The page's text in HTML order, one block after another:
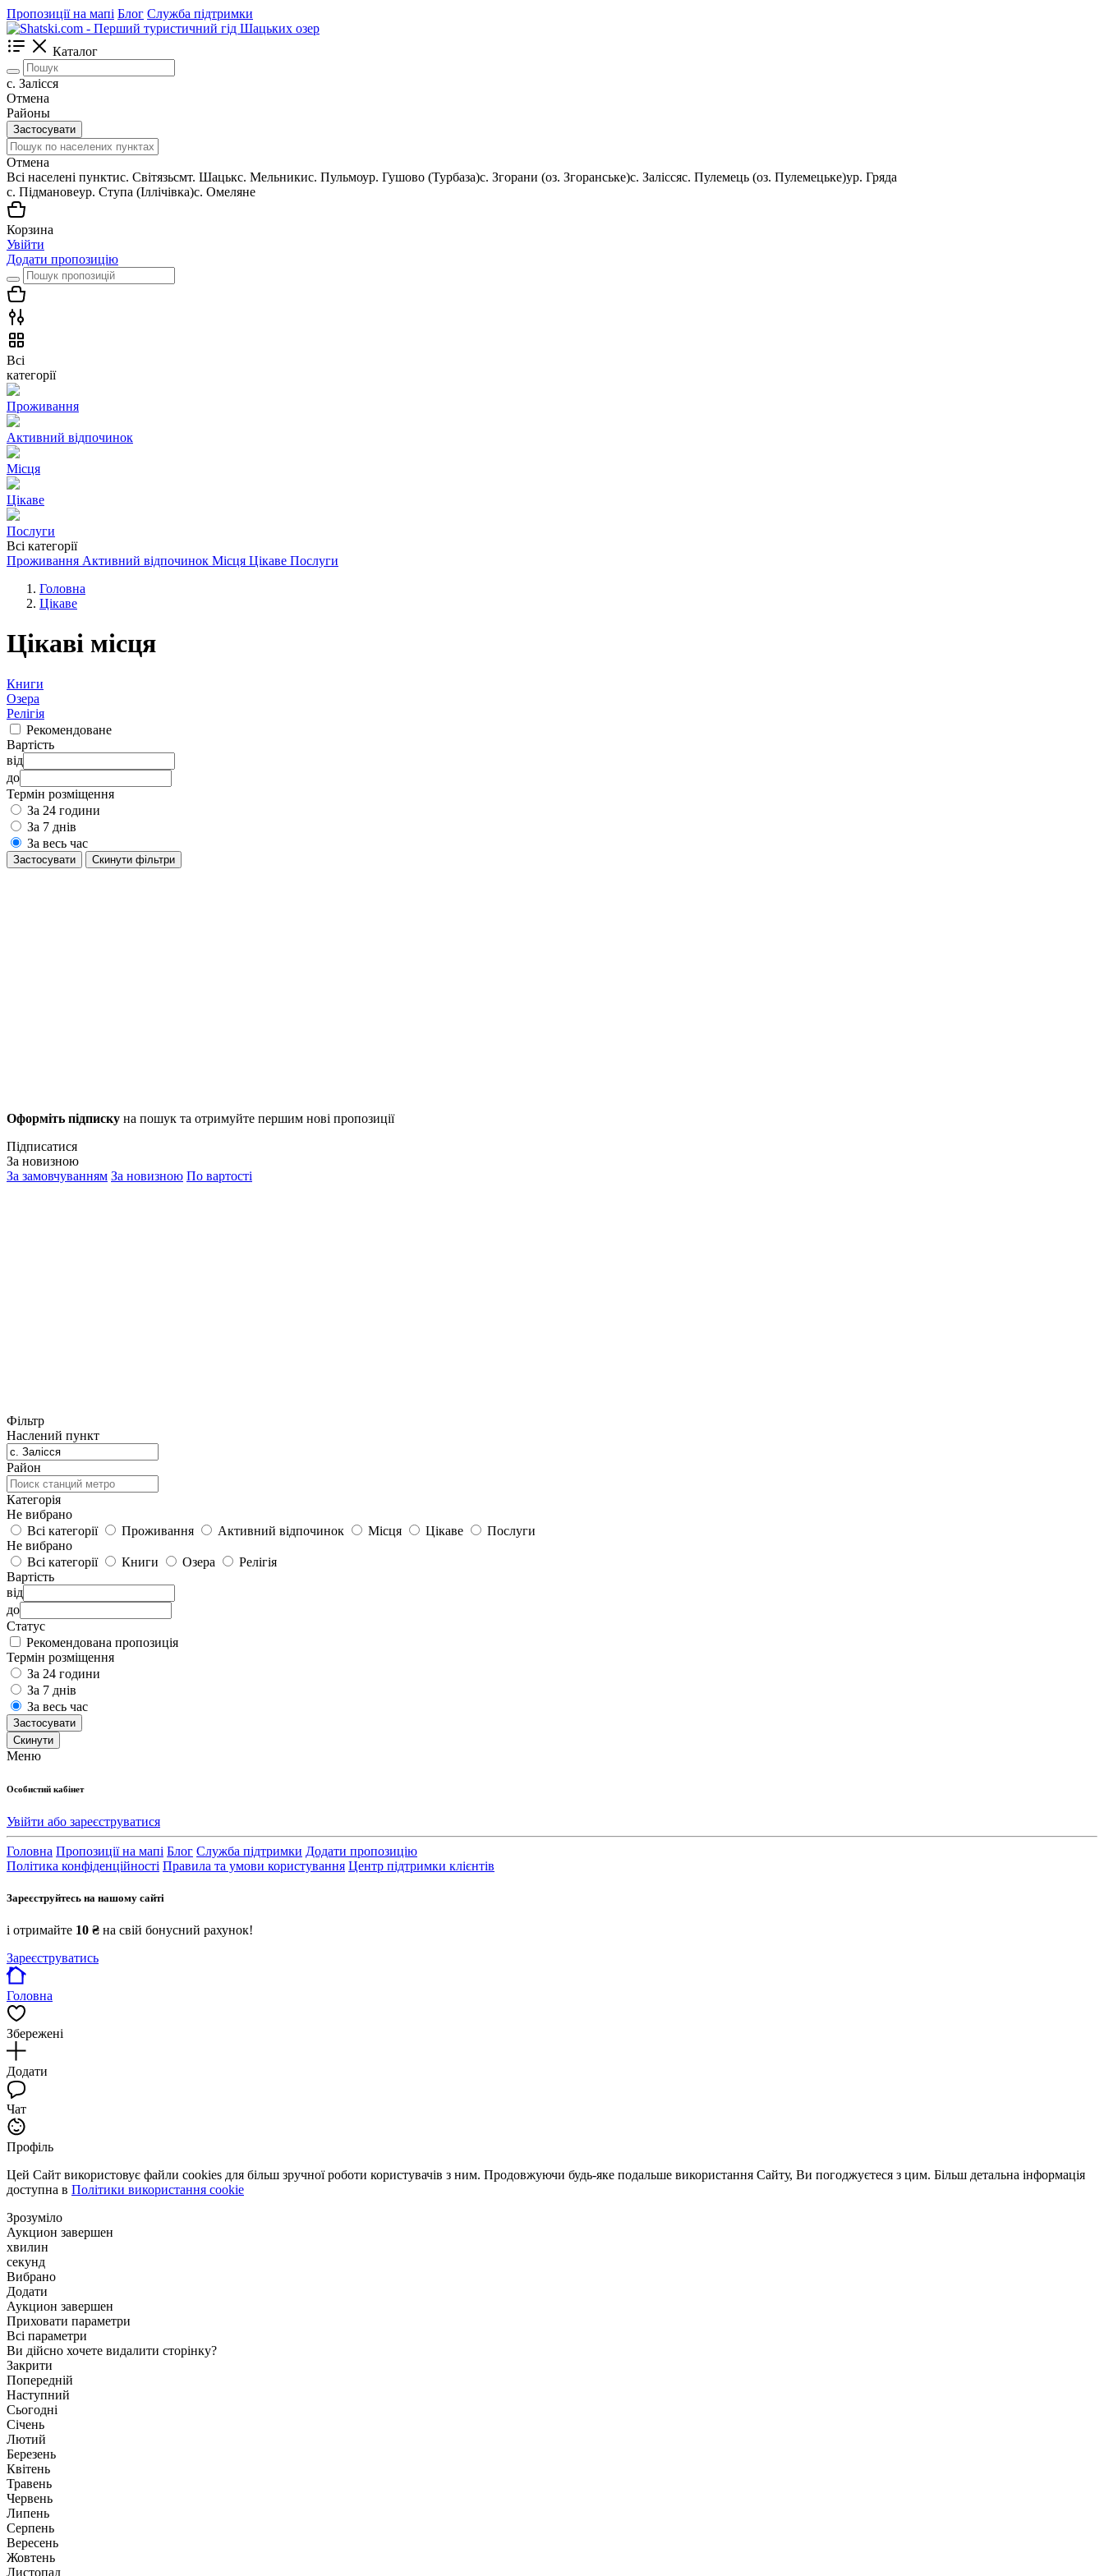
Пропозиції на мапі Блог Служба підтримки
Каталог
с. Залісся
Отмена
Районы
Застосувати
Отмена
Всі населені пунктиc. Світязьсмт. Шацькс. Мельникис. Пульмоур. Гушово (Турбаза)с. Згорани (оз. Згоранське)с. Заліссяс. Пулемець (оз. Пулемецьке)ур. Гряда
с. Підмановеур. Ступа (Іллічівка)с. Омеляне
Корзина
Увійти
Додати пропозицію
Всі
категорії
Проживання
Активний відпочинок
Місця
Цікаве
Послуги
Всі категорії
Проживання Активний відпочинок Місця Цікаве Послуги
Головна
Цікаве
Цікаві місця
Книги
Озера
Релігія
Рекомендоване
Вартість
від
до
Термін розміщення
За 24 години
За 7 днів
За весь час
Застосувати Cкинути фільтри
Оформіть підписку на пошук та отримуйте першим нові пропозиції
Підписатися
За новизною
За замовчуванням За новизною По вартості
Фільтр
Наслений пункт
Район
Категорія
Не вибрано
Всі категорії
Проживання Активний відпочинок Місця Цікаве
Послуги
Не вибрано
Всі категорії
Книги Озера
Релігія
Вартість
від
до
Статус
Рекомендована пропозиція
Термін розміщення
За 24 години
За 7 днів
За весь час
Застосувати
Cкинути
Меню
Особистий кабінет
Увійти або зареєструватися
Головна Пропозиції на мапі Блог Служба підтримки Додати пропозицію
Політика конфіденційності Правила та умови користування Центр підтримки клієнтів
Зареєструйтесь на нашому сайті
і отримайте 10 ₴ на свій бонусний рахунок!
Зареєструватись
Головна
Збережені
Додати
Чат
Профіль
Цей Сайт використовує файли cookies для більш зручної роботи користувачів з ним. Продовжуючи будь-яке подальше використання Сайту, Ви погоджуєтеся з цим. Більш детальна інформація
доступна в Політики використання cookie
Зрозуміло
Аукцион завершен
хвилин
секунд
Вибрано
Додати
Аукцион завершен
Приховати параметри
Всі параметри
Ви дійсно хочете видалити сторінку?
Закрити
Попередній
Наступний
Сьогодні
Січень
Лютий
Березень
Квітень
Травень
Червень
Липень
Серпень
Вересень
Жовтень
Листопад